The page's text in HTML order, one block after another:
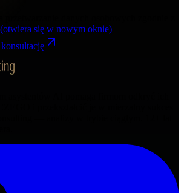
(otwiera się w nowym oknie)